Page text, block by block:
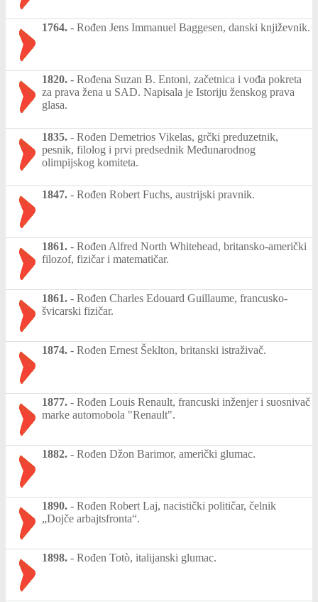
1764. - Rođen Jens Immanuel Baggesen, danski književnik.
1820. - Rođena Suzan B. Entoni, začetnica i vođa pokreta
za prava žena u SAD. Napisala je Istoriju ženskog prava
glasa.
1835. - Rođen Demetrios Vikelas, grčki preduzetnik,
pesnik, filolog i prvi predsednik Međunarodnog
olimpijskog komiteta.
1847. - Rođen Robert Fuchs, austrijski pravnik.
1861. - Rođen Alfred North Whitehead, britansko-američki
filozof, fizičar i matematičar.
1861. - Rođen Charles Edouard Guillaume, francusko-
švicarski fizičar.
1874. - Rođen Ernest Šeklton, britanski istraživač.
1877. - Rođen Louis Renault, francuski inženjer i suosnivač
marke automobola "Renault".
1882. - Rođen Džon Barimor, američki glumac.
1890. - Rođen Robert Laj, nacistički političar, čelnik
„Dojče arbajtsfronta“.
1898. - Rođen Totò, italijanski glumac.